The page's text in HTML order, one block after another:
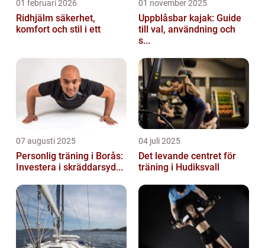
01 februari 2026
Ridhjälm säkerhet,
komfort och stil i ett
01 november 2025
Uppblåsbar kajak: Guide
till val, användning och
s...
07 augusti 2025
Personlig träning i Borås:
Investera i skräddarsyd...
04 juli 2025
Det levande centret för
träning i Hudiksvall